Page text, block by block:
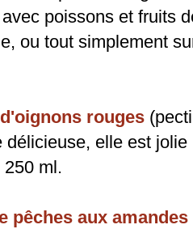
poissons et fruits
ou tout simplement
rouges
délicieuse, elle est
ml.
pêches aux